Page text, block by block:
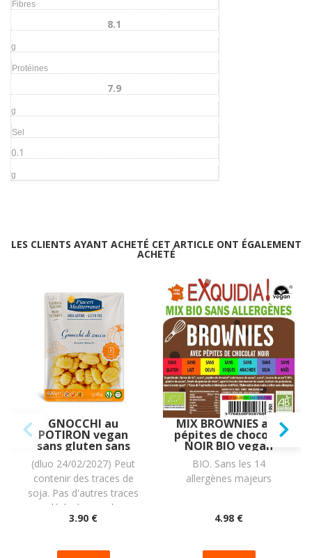
Fibres
8.1
g
Protéines
7.9
g
Sel
0.1
g
LES CLIENTS AYANT ACHETÉ CET ARTICLE ONT ÉGALEMENT
ACHETÉ
GNOCCHI au
POTIRON vegan
sans gluten sans
lait sans oeufs sans
coque sans
arachide : (2x200g)
= 400 grammes
(dluo 24/02/2027) Peut
contenir des traces de
soja. Pas d'autres traces
déclarées par le
fabricant
3.90 €
MIX BROWNIES aux
pépites de chocolat
NOIR BIO vegan
sans allergènes
sans maïs Exquidia :
350 grammes
BIO. Sans les 14
allergènes majeurs
4.98 €